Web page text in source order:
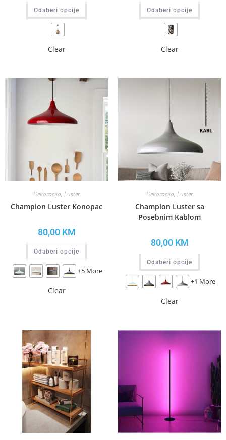
Odaberi opcije
Clear
Odaberi opcije
Clear
Dekoracija, Luster
Champion Luster Konopac
80,00 KM
Odaberi opcije
+5 More
Clear
Dekoracija, Luster
Champion Luster sa
Posebnim Kablom
80,00 KM
Odaberi opcije
+1 More
Clear